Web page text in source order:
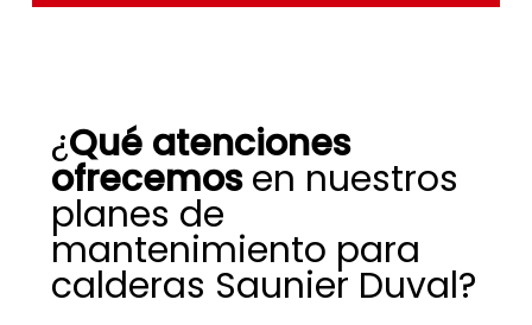
¿Qué atenciones
ofrecemosen nuestros
planes de
mantenimiento para
calderas Saunier Duval?